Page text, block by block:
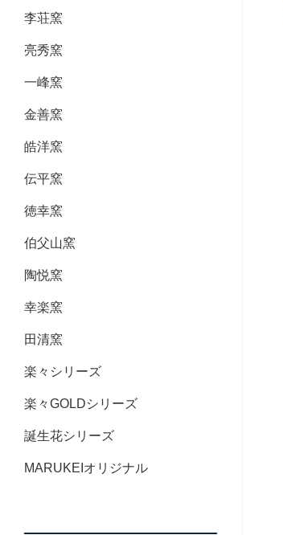
李荘窯
亮秀窯
一峰窯
金善窯
皓洋窯
伝平窯
徳幸窯
伯父山窯
陶悦窯
幸楽窯
田清窯
楽々シリーズ
楽々GOLDシリーズ
誕生花シリーズ
MARUKEIオリジナル